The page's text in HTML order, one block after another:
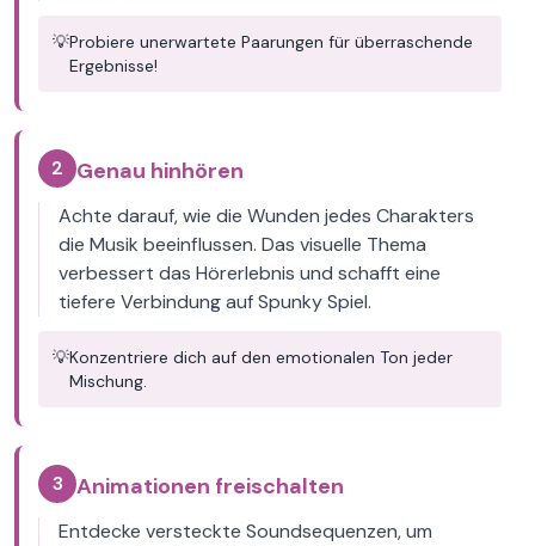
💡Probiere unerwartete Paarungen für überraschende
Ergebnisse!
2 Genau hinhören
Achte darauf, wie die Wunden jedes Charakters
die Musik beeinflussen. Das visuelle Thema
verbessert das Hörerlebnis und schafft eine
tiefere Verbindung auf Spunky Spiel.
💡Konzentriere dich auf den emotionalen Ton jeder
Mischung.
3 Animationen freischalten
Entdecke versteckte Soundsequenzen, um